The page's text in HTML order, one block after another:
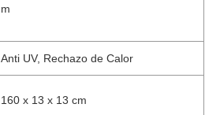
m
Anti UV, Rechazo de Calor
160 x 13 x 13 cm